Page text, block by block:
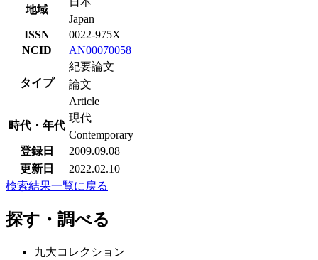
地域
Japan
ISSN
0022-975X
NCID
AN00070058
タイプ
紀要論文
論文
Article
時代・年代
現代
Contemporary
登録日
2009.09.08
更新日
2022.02.10
検索結果一覧に戻る
探す・調べる
九大コレクション